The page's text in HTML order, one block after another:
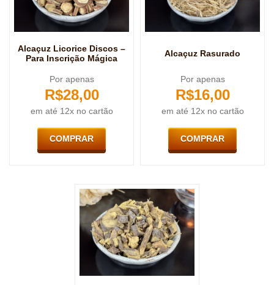
Alcaçuz Licorice Discos –
Para Inscrição Mágica
Por apenas
R$28,00
em até 12x no cartão
COMPRAR
Alcaçuz Rasurado
Por apenas
R$16,00
em até 12x no cartão
COMPRAR